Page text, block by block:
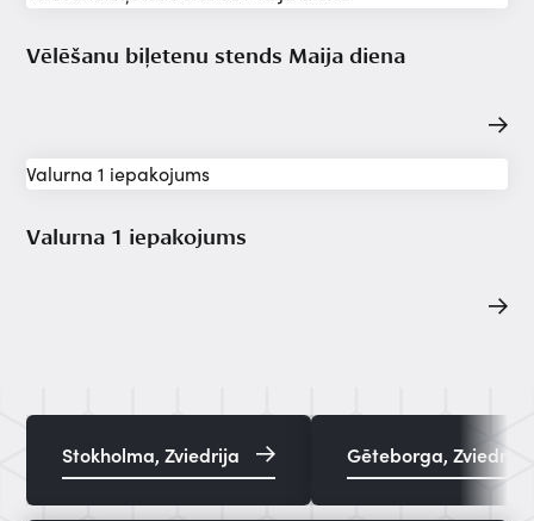
Vēlēšanu biļetenu stends Maija diena
Valurna 1 iepakojums
Stokholma, Zviedrija Gēteborga, Zviedrija